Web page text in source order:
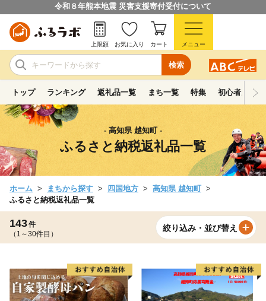
令和８年熊本地震 災害支援寄付受付について
検索
上限額 お気に入り カート メニュー
トップ ランキング 返礼品一覧 まち一覧 特集 初心者ガイド
- 高知県 越知町 -
ふるさと納税返礼品一覧
ホーム まちから探す 四国地方
高知県 越知町
ふるさと納税返礼品一覧
143件
（1～30件目）
絞り込み・並び替え